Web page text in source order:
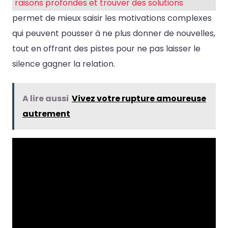
raisons profondes et trouver des solutions
permet de mieux saisir les motivations complexes
qui peuvent pousser à ne plus donner de nouvelles,
tout en offrant des pistes pour ne pas laisser le
silence gagner la relation.
A lire aussi Vivez votre rupture amoureuse
autrement